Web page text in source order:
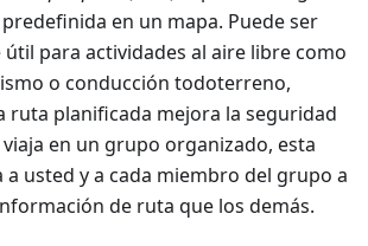
en un mapa. Puede ser
para actividades al aire libre como
o conducción todoterreno,
ruta planificada mejora la seguridad
viaja en un grupo organizado, esta
usted y a cada miembro del grupo a
de ruta que los demás.